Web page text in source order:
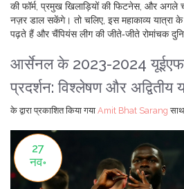
की फॉर्म, प्रमुख खिलाड़ियों की फिटनेस, और अगले
नज़र डाल सकेंगे। तो चलिए, इस महाकाव्य यात्रा
पढ़ते हैं और चैंपियंस लीग की जीते‑जीते रोमांचक
आर्सेनल के 2023-2024
प्रदर्शन: विश्लेषण और अद्वितीय
के द्वारा प्रकाशित किया गया Amit Bhat Sarang साथ
27
नव॰